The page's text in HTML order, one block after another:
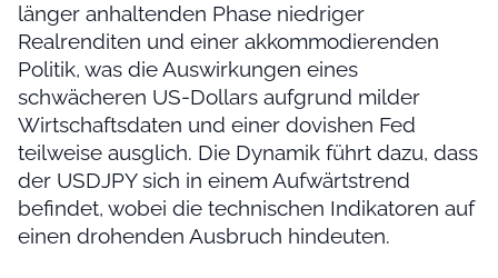
länger anhaltenden Phase niedriger
Realrenditen und einer akkommodierenden
Politik, was die Auswirkungen eines
schwächeren US-Dollars aufgrund milder
Wirtschaftsdaten und einer dovishen Fed
teilweise ausglich. Die Dynamik führt dazu, dass
der USDJPY sich in einem Aufwärtstrend
befindet, wobei die technischen Indikatoren auf
einen drohenden Ausbruch hindeuten.